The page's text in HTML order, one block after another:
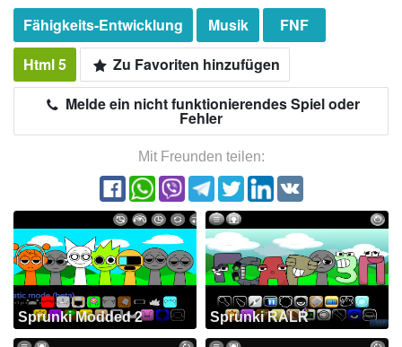
Fähigkeits-Entwicklung Musik
FNF
Html 5
Zu Favoriten hinzufügen
Melde ein nicht funktionierendes Spiel oder
Fehler
Mit Freunden teilen:
Sprunki Modded 2 Sprunki RALR